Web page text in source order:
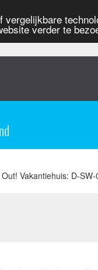
verder te
Out! Vakantiehuis: D-